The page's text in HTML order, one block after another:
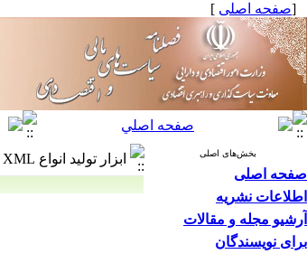
[صفحه اصلی ]
بخش‌های اصلی
صفحه اصلی
اطلاعات نشریه
آرشیو مجله و مقالات
برای نویسندگان
ابزار تولید انواع XML از مقالات